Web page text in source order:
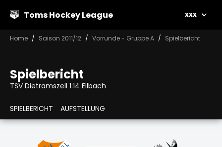
Toms Hockey League xxx
Home Saison 2011/12 Vorrunde - Gruppe A Spielbericht
Spielbericht
TSV Dietramszell 1:14 Ellbach
SPIELBERICHT AUFSTELLUNG